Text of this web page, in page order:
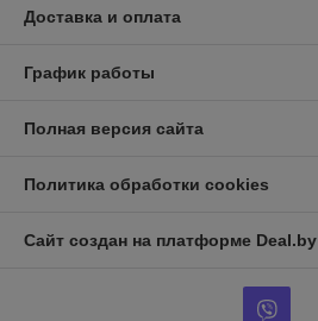
Доставка и оплата
График работы
Полная версия сайта
Политика обработки cookies
Сайт создан на платформе Deal.by